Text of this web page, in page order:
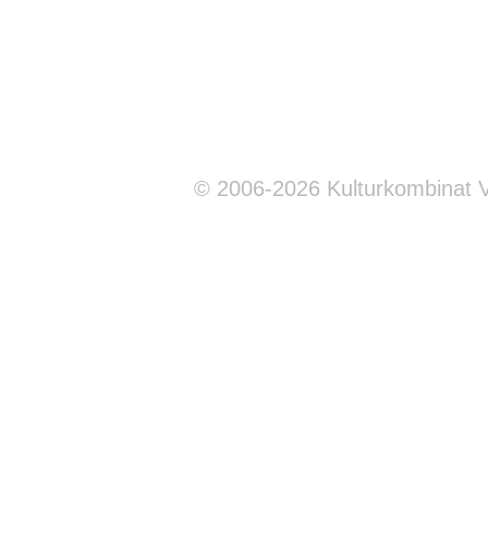
© 2006-2026